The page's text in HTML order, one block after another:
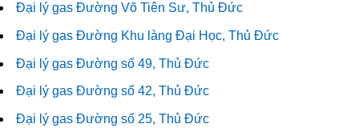
Đại lý gas Đường Võ Tiên Sư, Thủ Đức
Đại lý gas Đường Khu làng Đại Học, Thủ Đức
Đại lý gas Đường số 49, Thủ Đức
Đại lý gas Đường số 42, Thủ Đức
Đại lý gas Đường số 25, Thủ Đức